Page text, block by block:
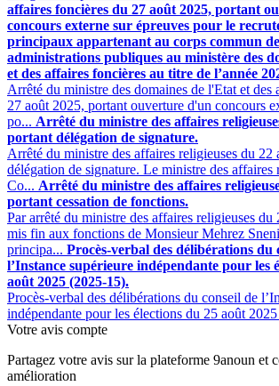
affaires foncières du 27 août 2025, portant
concours externe sur épreuves pour le
principaux appartenant au corps commun
administrations publiques au ministère des
et des affaires foncières au titre de l’année
Arrêté du ministre des domaines de l'Etat et des
27 août 2025, portant ouverture d'un concours
po... Arrêté du ministre des affaires
portant délégation de signature.
Arrêté du ministre des affaires religieuses du 22
délégation de signature. Le ministre des affaires
Co... Arrêté du ministre des affaires
portant cessation de fonctions.
Par arrêté du ministre des affaires religieuses
mis fin aux fonctions de Monsieur Mehrez
principa... Procès-verbal des délibérations du
l’Instance supérieure indépendante pour les
août 2025 (2025-15).
Procès-verbal des délibérations du conseil de
indépendante pour les élections du 25 août
Votre avis compte
Partagez votre avis sur la plateforme 9anoun et
amélioration